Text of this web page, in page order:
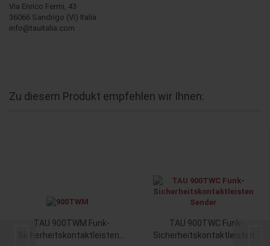
Via Enrico Fermi, 43
36066 Sandrigo (VI) Italia
info@tauitalia.com
Zu diesem Produkt empfehlen wir Ihnen:
TAU 900TWM Funk-
Sicherheitskontaktleisten...
TAU 900TWC Funk-​
Sicherheitskontaktleisten...